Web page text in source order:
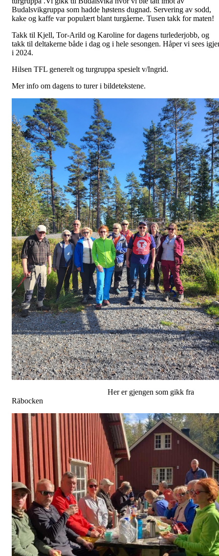
Budalsvikgruppa som hadde høstens dugnad. Servering av sodd,
kake og kaffe var populært blant turgåerne. Tusen takk for maten!
Takk til Kjell, Tor-Arild og Karoline for dagens turlederjobb, og
takk til deltakerne både i dag og i hele sesongen. Håper vi sees
i 2024.
Hilsen TFL generelt og turgruppa spesielt v/Ingrid.
Mer info om dagens to turer i bildetekstene.
Her er gjengen som gikk fra
Räbocken